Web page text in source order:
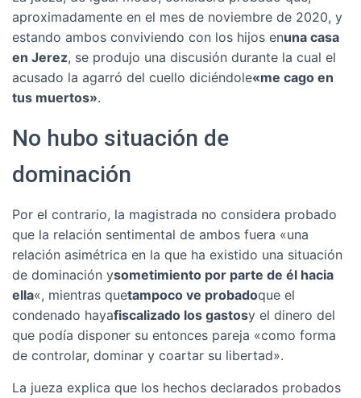
aproximadamente en el mes de noviembre de 2020, y
estando ambos conviviendo con los hijos enuna casa
en Jerez, se produjo una discusión durante la cual el
acusado la agarró del cuello diciéndole«me cago en
tus muertos».
No hubo situación de
dominación
Por el contrario, la magistrada no considera probado
que la relación sentimental de ambos fuera «una
relación asimétrica en la que ha existido una situación
de dominación ysometimiento por parte de él hacia
ella«, mientras quetampoco ve probadoque el
condenado hayafiscalizado los gastosy el dinero del
que podía disponer su entonces pareja «como forma
de controlar, dominar y coartar su libertad».
La jueza explica que los hechos declarados probados